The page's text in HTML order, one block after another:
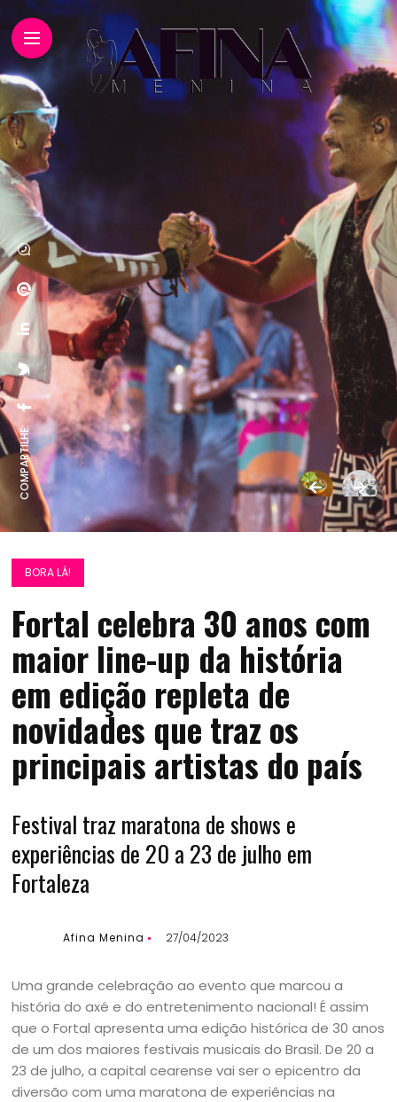
COMPARTILHE:
BORA LÁ!
Fortal celebra 30 anos com
maior line-up da história
em edição repleta de
novidades que traz os
principais artistas do país
Festival traz maratona de shows e
experiências de 20 a 23 de julho em
Fortaleza
Afina Menina 27/04/2023
Uma grande celebração ao evento que marcou a
história do axé e do entretenimento nacional! É assim
que o Fortal apresenta uma edição histórica de 30 anos
de um dos maiores festivais musicais do Brasil. De 20 a
23 de julho, a capital cearense vai ser o epicentro da
diversão com uma maratona de experiências na